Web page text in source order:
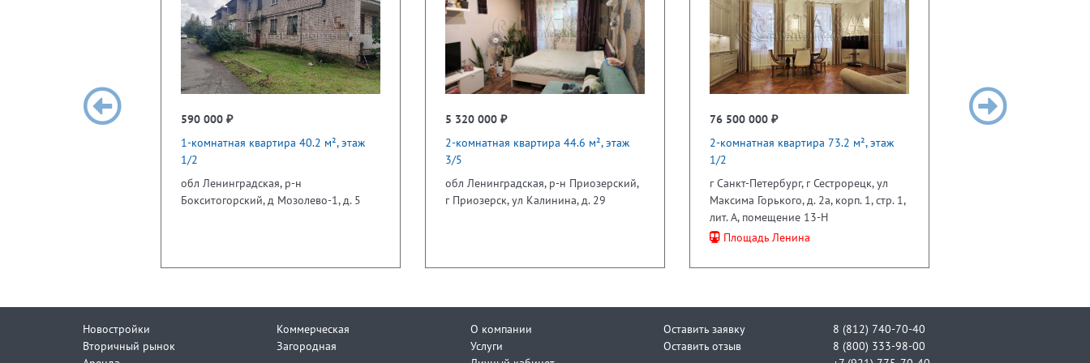
590 000 ₽
1-комнатная квартира 40.2 м², этаж
1/2
обл Ленинградская, р-н
Бокситогорский, д Мозолево-1, д. 5
5 320 000 ₽
2-комнатная квартира 44.6 м², этаж
3/5
обл Ленинградская, р-н Приозерский,
г Приозерск, ул Калинина, д. 29
76 500 000 ₽
2-комнатная квартира 73.2 м², этаж
1/2
г Санкт-Петербург, г Сестрорецк, ул
Максима Горького, д. 2а, корп. 1, стр. 1,
лит. А, помещение 13-Н
Площадь Ленина
Новостройки
Вторичный рынок
Коммерческая
Загородная
О компании
Услуги
Оставить заявку
Оставить отзыв
8 (812) 740-70-40
8 (800) 333-98-00